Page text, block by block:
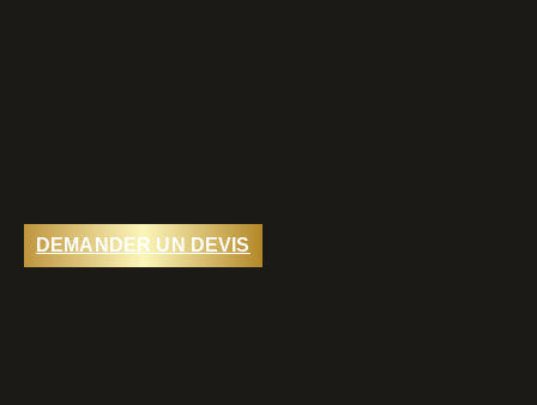
DEMANDER UN DEVIS